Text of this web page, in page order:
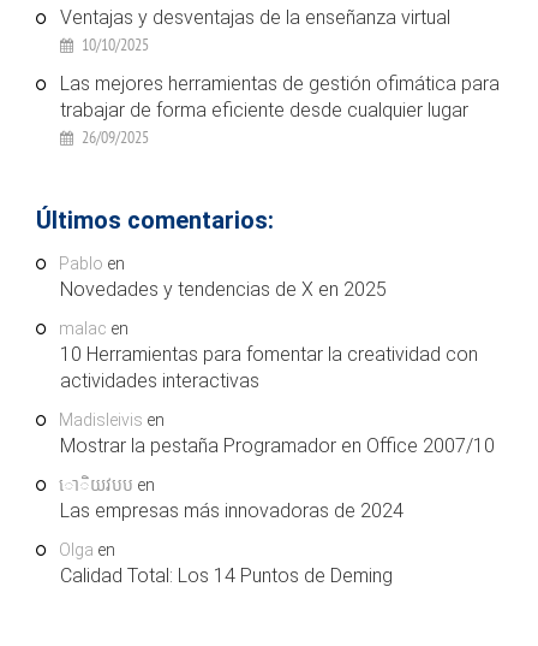
Ventajas y desventajas de la enseñanza virtual
10/10/2025
Las mejores herramientas de gestión ofimática para
trabajar de forma eficiente desde cualquier lugar
26/09/2025
Últimos comentarios:
Pablo en
Novedades y tendencias de X en 2025
malac en
10 Herramientas para fomentar la creatividad con
actividades interactivas
Madisleivis en
Mostrar la pestaña Programador en Office 2007/10
ោិយវបប en
Las empresas más innovadoras de 2024
Olga en
Calidad Total: Los 14 Puntos de Deming